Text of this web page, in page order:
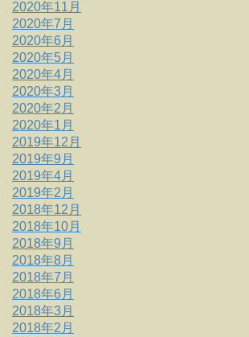
2020年11月
2020年7月
2020年6月
2020年5月
2020年4月
2020年3月
2020年2月
2020年1月
2019年12月
2019年9月
2019年4月
2019年2月
2018年12月
2018年10月
2018年9月
2018年8月
2018年7月
2018年6月
2018年3月
2018年2月